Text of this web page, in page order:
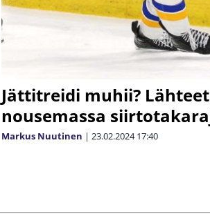
Jättitreidi muhii?
nousemassa
Markus Nuutinen | 23.02.2024 17:40